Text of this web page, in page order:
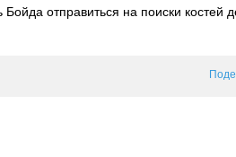
отправиться на поиски костей
в подвале, а Джули приносит